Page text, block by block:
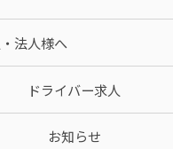
法人様へ
ドライバー求人
お知らせ